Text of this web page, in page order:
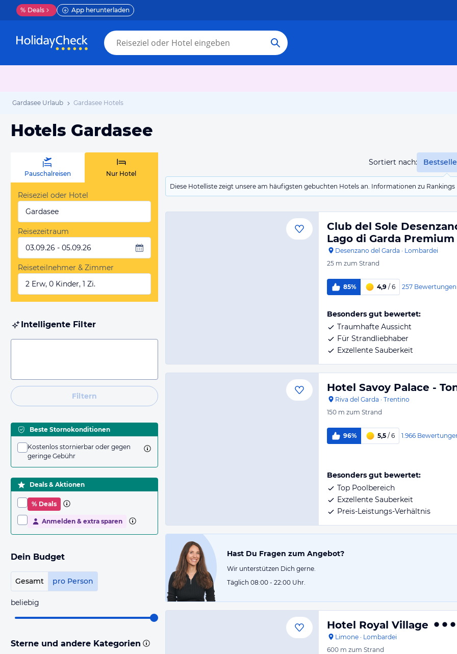
% Deals App herunterladen
Gardasee Urlaub Gardasee Hotels
Hotels Gardasee
Sortiert nach:
Diese Hotelliste zeigt unsere am häufigsten gebuchten Hotels an. Informationen zu
Pauschalreisen Nur Hotel
Reiseziel oder Hotel
Gardasee
Reisezeitraum
03.09.26 - 05.09.26
Reiseteilnehmer & Zimmer
2 Erw, 0 Kinder, 1 Zi.
Intelligente Filter
Filtern
Beste Stornokonditionen
Kostenlos stornierbar oder gegen
geringe Gebühr
Deals & Aktionen
% Deals
Anmelden & extra sparen
Dein Budget
Gesamt pro Person
beliebig
Sterne und andere Kategorien
Club del Sole
Lago di Garda
Desenzano del Garda · Lombardei
25 m zum Strand
85% 4,9 / 6 257 Bewertungen
Besonders gut bewertet:
Traumhafte Aussicht
Für Strandliebhaber
Exzellente Sauberkeit
Hotel Savoy Palace -
Riva del Garda · Trentino
150 m zum Strand
96% 5,5 / 6 1.966
Besonders gut bewertet:
Top Poolbereich
Exzellente Sauberkeit
Preis-Leistungs-Verhältnis
Hast Du Fragen zum Angebot?
Wir unterstützen Dich gerne.
Täglich 08:00 - 22:00 Uhr.
Hotel Royal Village
Limone · Lombardei
600 m zum Strand